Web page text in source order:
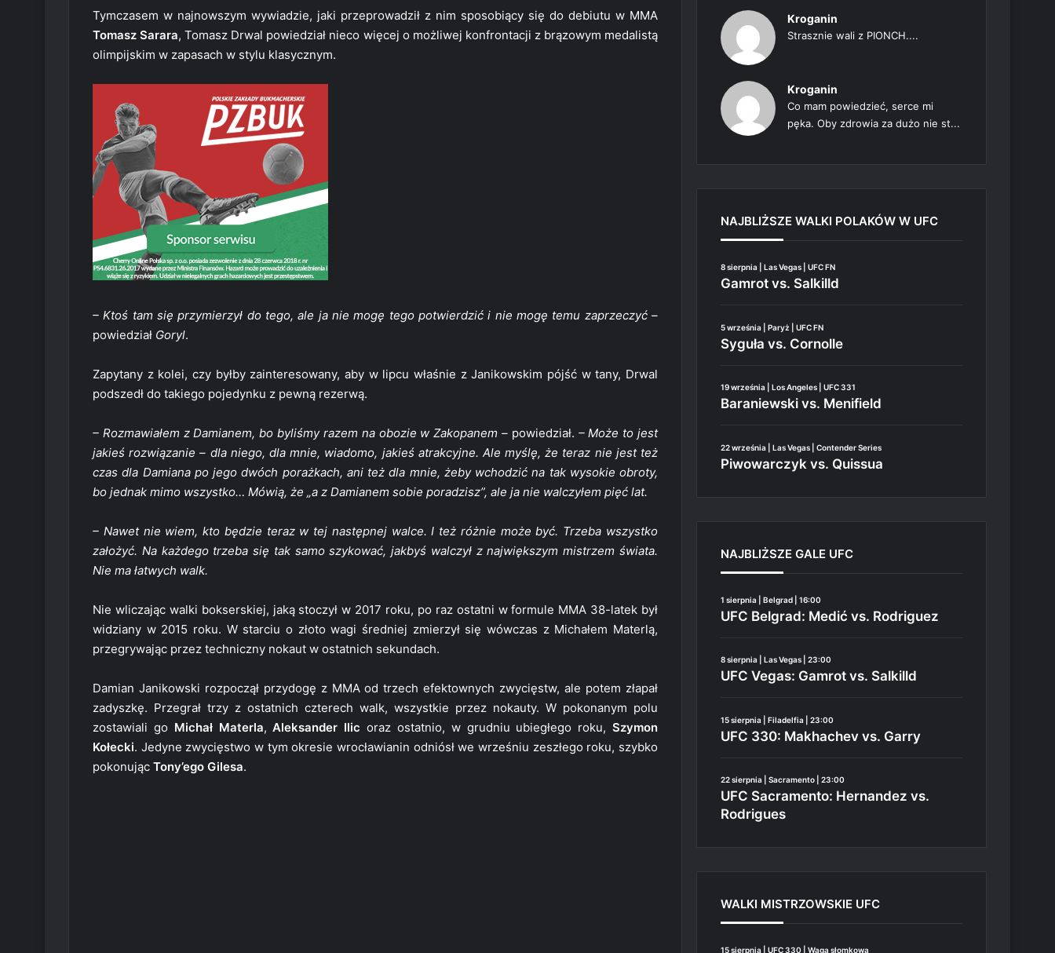
Tymczasem w najnowszym wywiadzie, jaki przeprowadził z nim sposobiący się do debiutu w MMA
Tomasz Sarara, Tomasz Drwal powiedział nieco więcej o możliwej konfrontacji z brązowym medalistą
olimpijskim w zapasach w stylu klasycznym.
– Ktoś tam się przymierzył do tego, ale ja nie mogę tego potwierdzić i nie mogę temu zaprzeczyć –
powiedział Goryl.
Zapytany z kolei, czy byłby zainteresowany, aby w lipcu właśnie z Janikowskim pójść w tany, Drwal
podszedł do takiego pojedynku z pewną rezerwą.
– Rozmawiałem z Damianem, bo byliśmy razem na obozie w Zakopanem –powiedział. – Może to jest
jakieś rozwiązanie – dla niego, dla mnie, wiadomo, jakieś atrakcyjne. Ale myślę, że teraz nie jest też
czas dla Damiana po jego dwóch porażkach, ani też dla mnie, żeby wchodzić na tak wysokie obroty,
bo jednak mimo wszystko… Mówią, że „a z Damianem sobie poradzisz”, ale ja nie walczyłem pięć lat.
– Nawet nie wiem, kto będzie teraz w tej następnej walce. I też różnie może być. Trzeba wszystko
założyć. Na każdego trzeba się tak samo szykować, jakbyś walczył z największym mistrzem świata.
Nie ma łatwych walk.
Nie wliczając walki bokserskiej, jaką stoczył w 2017 roku, po raz ostatni w formule MMA 38-latek był
widziany w 2015 roku. W starciu o złoto wagi średniej zmierzył się wówczas z Michałem Materlą,
przegrywając przez techniczny nokaut w ostatnich sekundach.
Damian Janikowski rozpoczął przydogę z MMA od trzech efektownych zwycięstw, ale potem złapał
zadyszkę. Przegrał trzy z ostatnich czterech walk, wszystkie przez nokauty. W pokonanym polu
zostawiali go Michał Materla,Aleksander Ilic oraz ostatnio, w grudniu ubiegłego roku,Szymon
Kołecki. Jedyne zwycięstwo w tym okresie wrocławianin odniósł we wrześniu zeszłego roku, szybko
pokonując Tony’ego Gilesa.
Kroganin
Strasznie wali z PIONCH....
Kroganin
Co mam powiedzieć, serce mi
pęka. Oby zdrowia za dużo nie st...
NAJBLIŻSZE WALKI POLAKÓW W UFC
8 sierpnia | Las Vegas | UFC FN
Gamrot vs. Salkilld
5 września | Paryż | UFC FN
Syguła vs. Cornolle
19 września | Los Angeles | UFC 331
Baraniewski vs. Menifield
22 września | Las Vegas | Contender Series
Piwowarczyk vs. Quissua
NAJBLIŻSZE GALE UFC
1 sierpnia | Belgrad | 16:00
UFC Belgrad: Medić vs. Rodriguez
8 sierpnia | Las Vegas | 23:00
UFC Vegas: Gamrot vs. Salkilld
15 sierpnia | Filadelfia | 23:00
UFC 330: Makhachev vs. Garry
22 sierpnia | Sacramento | 23:00
UFC Sacramento: Hernandez vs.
Rodrigues
WALKI MISTRZOWSKIE UFC
15 sierpnia | UFC 330 | Waga słomkowa